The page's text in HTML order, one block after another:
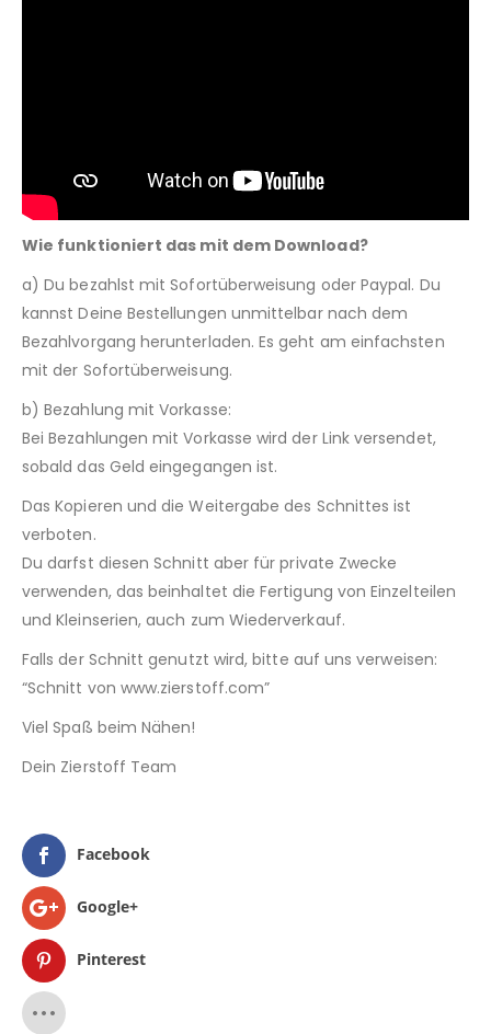
Wie funktioniert das mit dem Download?
a) Du bezahlst mit Sofortüberweisung oder Paypal. Du
kannst Deine Bestellungen unmittelbar nach dem
Bezahlvorgang herunterladen. Es geht am einfachsten
mit der Sofortüberweisung.
b) Bezahlung mit Vorkasse:
Bei Bezahlungen mit Vorkasse wird der Link versendet,
sobald das Geld eingegangen ist.
Das Kopieren und die Weitergabe des Schnittes ist
verboten.
Du darfst diesen Schnitt aber für private Zwecke
verwenden, das beinhaltet die Fertigung von Einzelteilen
und Kleinserien, auch zum Wiederverkauf.
Falls der Schnitt genutzt wird, bitte auf uns verweisen:
“Schnitt von www.zierstoff.com”
Viel Spaß beim Nähen!
Dein Zierstoff Team
Facebook
Google+
Pinterest